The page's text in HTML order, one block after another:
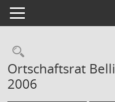
Toggle navigation
Ortschaftsrat
2006